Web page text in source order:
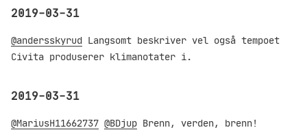
2019-03-31
@andersskyrud Langsomt beskriver vel også tempoet
Civita produserer klimanotater i.
2019-03-31
@MariusH11662737 @BDjup Brenn, verden, brenn!